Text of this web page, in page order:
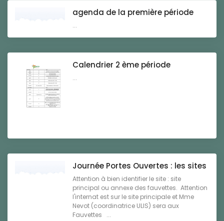
agenda de la première période
...
Calendrier 2 ème période
...
Journée Portes Ouvertes : les sites
Attention à bien identifier le site : site
principal ou annexe des fauvettes. Attention
l'internat est sur le site principale et Mme
Nevot (coordinatrice ULIS) sera aux
Fauvettes ...